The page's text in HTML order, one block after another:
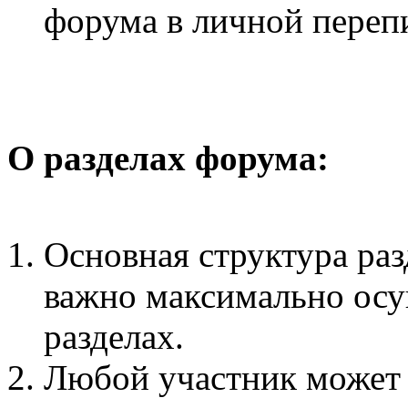
форума в личной
О разделах форума:
Основная структура
важно максимально
разделах.
Любой участник